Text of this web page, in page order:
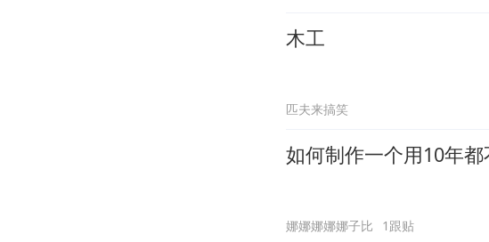
木工
匹夫来搞笑
如何制作一个用10年都
娜娜娜娜娜子比 1跟贴